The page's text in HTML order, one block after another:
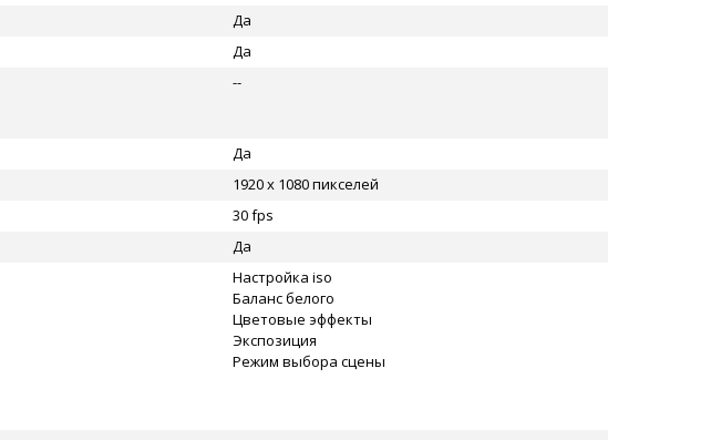
Да
Да
--
Да
1920 x 1080 пикселей
30 fps
Да
Настройка iso
Баланс белого
Цветовые эффекты
Экспозиция
Режим выбора сцены